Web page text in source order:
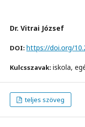
Dr. Vitrai József
DOI: https://doi.org/
Kulcsszavak: iskola,
teljes szöveg